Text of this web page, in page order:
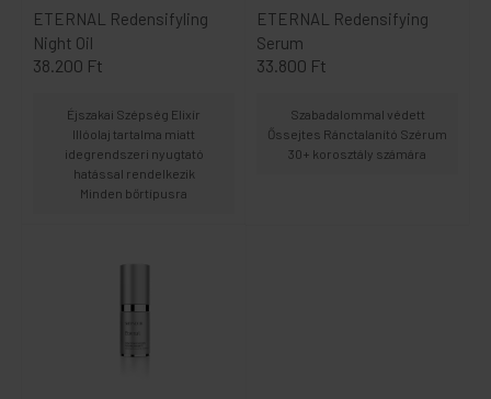
ETERNAL Redensifyling
Night Oil
38.200 Ft
Éjszakai Szépség Elixír
Illóolaj tartalma miatt
idegrendszeri nyugtató
hatással rendelkezik
Minden bőrtípusra
ETERNAL Redensifying
Serum
33.800 Ft
Szabadalommal védett
Őssejtes Ránctalanító Szérum
30+ korosztály számára